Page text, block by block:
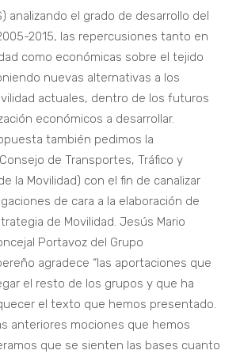
analizando el grado de desarrollo del
2015, las repercusiones tanto en
como económicas sobre el tejido
nuevas alternativas a los
actuales, dentro de los futuros
económicos a desarrollar.
también pedimos la
de Transportes, Tráfico y
la Movilidad) con el fin de canalizar
de cara a la elaboración de
de Movilidad. Jesús Mario
Portavoz del Grupo
agradece “las aportaciones que
el resto de los grupos y que ha
el texto que hemos presentado.
anteriores mociones que hemos
que se sienten las bases cuanto